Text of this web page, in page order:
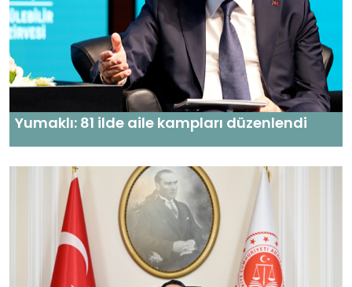
Yumaklı: 81 ilde aile kampları düzenlendi